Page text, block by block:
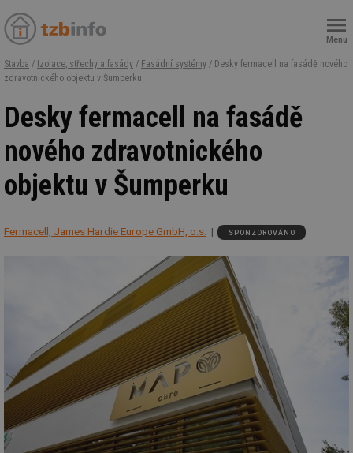
Menu
Stavba / Izolace, střechy a fasády / Fasádní systémy / Desky fermacell na fasádě nového
zdravotnického objektu v Šumperku
Desky fermacell na fasádě
nového zdravotnického
objektu v Šumperku
Fermacell, James Hardie Europe GmbH, o.s. SPONZOROVÁNO